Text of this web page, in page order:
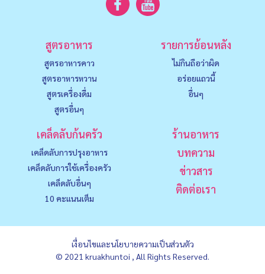
สูตรอาหาร
สูตรอาหารคาว
สูตรอาหารหวาน
สูตรเครื่องดื่ม
สูตรอื่นๆ
รายการย้อนหลัง
ไม่กินถือว่าผิด
อร่อยแถวนี้
อื่นๆ
เคล็ดลับก้นครัว
เคล็ดลับการปรุงอาหาร
เคล็ดลับการใช้เครื่องครัว
เคล็ดลับอื่นๆ
10 คะแนนเต็ม
ร้านอาหาร
บทความ
ข่าวสาร
ติดต่อเรา
เงื่อนไขและนโยบายความเป็นส่วนตัว
© 2021 kruakhuntoi , All Rights Reserved.